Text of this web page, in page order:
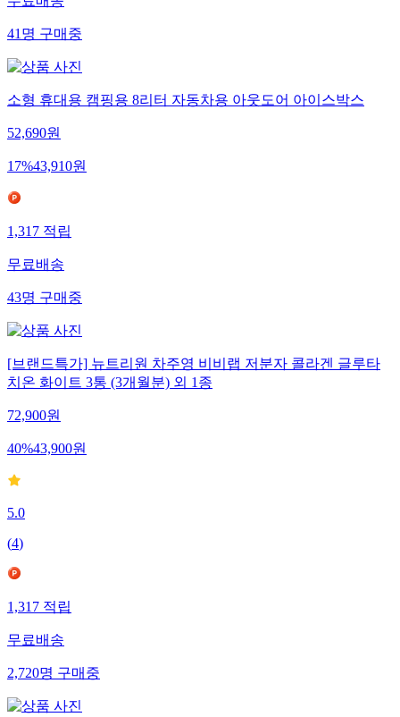
무료배송
41명구매중
소형 휴대용 캠핑용 8리터 자동차용 아웃도어 아이스박스
52,690원
17%43,910원
1,317적립
무료배송
43명구매중
[브랜드특가] 뉴트리원 차주영 비비랩 저분자 콜라겐 글루타
치온 화이트 3통 (3개월분) 외 1종
72,900원
40%43,900원
5.0
(4)
1,317적립
무료배송
2,720명구매중